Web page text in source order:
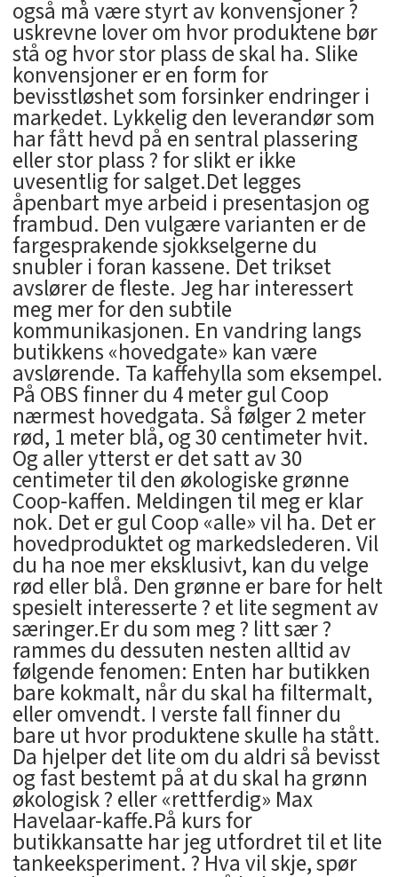
også må være styrt av konvensjoner ?
uskrevne lover om hvor produktene bør
stå og hvor stor plass de skal ha. Slike
konvensjoner er en form for
bevisstløshet som forsinker endringer i
markedet. Lykkelig den leverandør som
har fått hevd på en sentral plassering
eller stor plass ? for slikt er ikke
uvesentlig for salget.Det legges
åpenbart mye arbeid i presentasjon og
frambud. Den vulgære varianten er de
fargesprakende sjokkselgerne du
snubler i foran kassene. Det trikset
avslører de fleste. Jeg har interessert
meg mer for den subtile
kommunikasjonen. En vandring langs
butikkens «hovedgate» kan være
avslørende. Ta kaffehylla som eksempel.
På OBS finner du 4 meter gul Coop
nærmest hovedgata. Så følger 2 meter
rød, 1 meter blå, og 30 centimeter hvit.
Og aller ytterst er det satt av 30
centimeter til den økologiske grønne
Coop-kaffen. Meldingen til meg er klar
nok. Det er gul Coop «alle» vil ha. Det er
hovedproduktet og markedslederen. Vil
du ha noe mer eksklusivt, kan du velge
rød eller blå. Den grønne er bare for helt
spesielt interesserte ? et lite segment av
særinger.Er du som meg ? litt sær ?
rammes du dessuten nesten alltid av
følgende fenomen: Enten har butikken
bare kokmalt, når du skal ha filtermalt,
eller omvendt. I verste fall finner du
bare ut hvor produktene skulle ha stått.
Da hjelper det lite om du aldri så bevisst
og fast bestemt på at du skal ha grønn
økologisk ? eller «rettferdig» Max
Havelaar-kaffe.På kurs for
butikkansatte har jeg utfordret til et lite
tankeeksperiment. ? Hva vil skje, spør